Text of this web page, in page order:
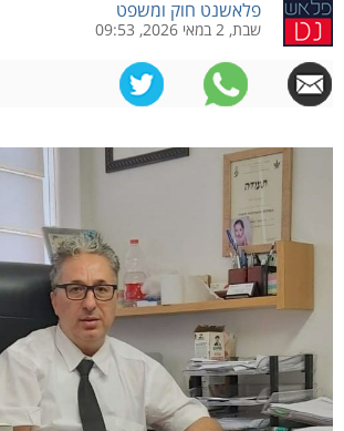
פלאשנט חוק ומשפט
שבת, 2 במאי 2026, 09:53